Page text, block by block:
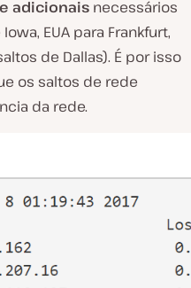
adicionais necessários
EUA para Frankfurt,
de Dallas). É por isso
os saltos de rede
da rede.